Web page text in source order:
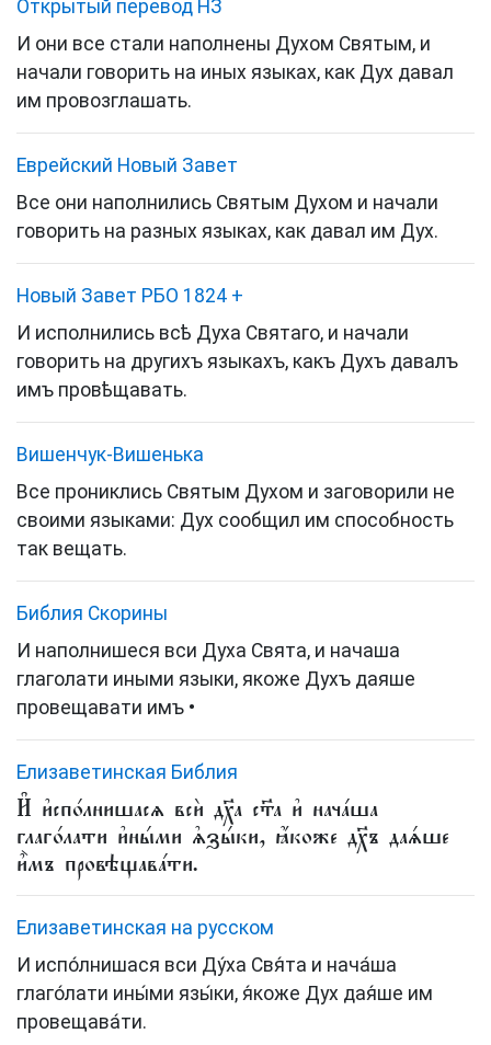
Открытый перевод НЗ
И они все стали наполнены Духом Святым, и
начали говорить на иных языках, как Дух давал
им провозглашать.
Еврейский Новый Завет
Все они наполнились Святым Духом и начали
говорить на разных языках, как давал им Дух.
Новый Завет РБО 1824 +
И исполнились всѣ Духа Святаго, и начали
говорить на другихъ языкахъ, какъ Духъ давалъ
имъ провѣщавать.
Вишенчук-Вишенька
Все прониклись Святым Духом и заговорили не
своими языками: Дух сообщил им способность
так вещать.
Библия Скорины
И наполнишеся вси Духа Свята, и начаша
глаголати иными языки, якоже Духъ даяше
провещавати имъ •
Елизаветинская Библия
И҆ и҆спо́лнишасѧ всѝ дх҃а ст҃а и҆ нача́ша
глаго́лати и҆ны́ми ѧ҆зы́ки, ꙗ҆́коже дх҃ъ даѧ́ше
и҆̀мъ провѣщава́ти.
Елизаветинская на русском
И испо́лнишася вси Ду́ха Свя́та и нача́ша
глаго́лати ины́ми язы́ки, я́коже Дух дая́ше им
провещава́ти.